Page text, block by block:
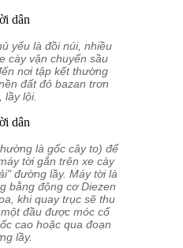
yếu là đồi núi, nhiều
cày vận chuyển sầu
nơi tập kết thường
đất đỏ bazan trơn
lầy lội.
là gốc cây to) để
tời gắn trên xe cày
đường lầy. Máy tời là
bằng động cơ Diezen
khi quay trục sẽ thu
đầu được móc cố
cao hoặc qua đoạn
lầy.